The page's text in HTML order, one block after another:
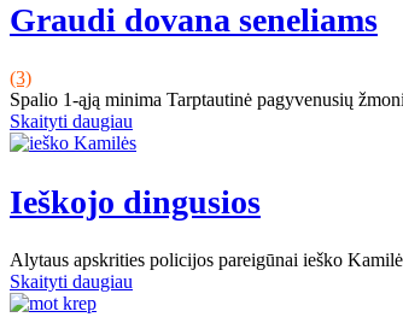
Graudi dovana seneliams
(3)
Spalio 1-ąją minima Tarptautinė pagyvenusių
Skaityti daugiau
Ieškojo dingusios
Alytaus apskrities policijos pareigūnai ieško
Skaityti daugiau